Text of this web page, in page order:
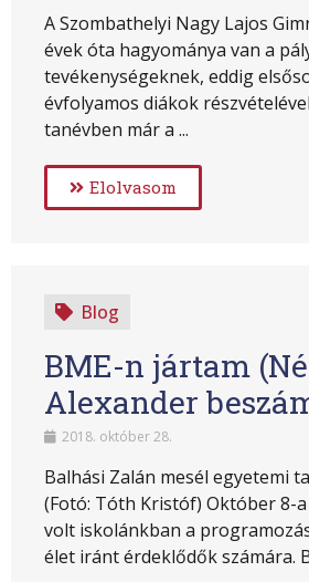
A Szombathelyi Nagy Lajos
évek óta hagyománya van a
tevékenységeknek, eddig
évfolyamos diákok
tanévben már a ...
Elolvasom
Blog
BME-n jártam
Alexander
2018. október 28.
Balhási Zalán mesél egyetemi
(Fotó: Tóth Kristóf) Október 8-
volt iskolánkban a
élet iránt érdeklődők számára.